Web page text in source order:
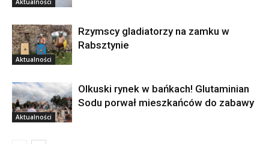
Aktualności
Aktualności
Rzymscy gladiatorzy na zamku w
Rabsztynie
Aktualności
Olkuski rynek w bańkach! Glutaminian
Sodu porwał mieszkańców do zabawy